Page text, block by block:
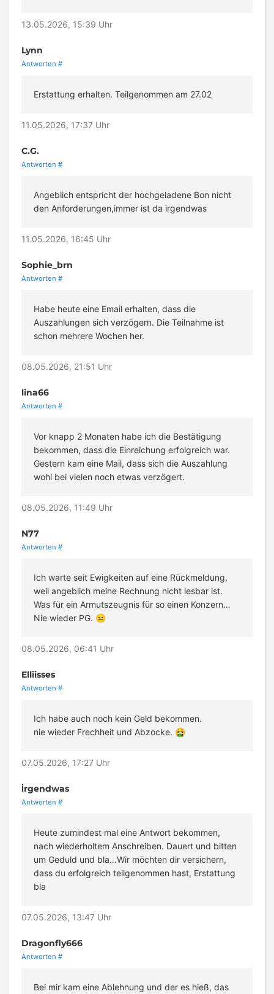
13.05.2026, 15:39 Uhr
Lynn
Antworten #
Erstattung erhalten. Teilgenommen am 27.02
11.05.2026, 17:37 Uhr
C.G.
Antworten #
Angeblich entspricht der hochgeladene Bon nicht
den Anforderungen,immer ist da irgendwas
11.05.2026, 16:45 Uhr
Sophie_brn
Antworten #
Habe heute eine Email erhalten, dass die
Auszahlungen sich verzögern. Die Teilnahme ist
schon mehrere Wochen her.
08.05.2026, 21:51 Uhr
lina66
Antworten #
Vor knapp 2 Monaten habe ich die Bestätigung
bekommen, dass die Einreichung erfolgreich war.
Gestern kam eine Mail, dass sich die Auszahlung
wohl bei vielen noch etwas verzögert.
08.05.2026, 11:49 Uhr
N77
Antworten #
Ich warte seit Ewigkeiten auf eine Rückmeldung,
weil angeblich meine Rechnung nicht lesbar ist.
Was für ein Armutszeugnis für so einen Konzern…
Nie wieder PG. 😐
08.05.2026, 06:41 Uhr
Elliisses
Antworten #
Ich habe auch noch kein Geld bekommen.
nie wieder Frechheit und Abzocke. 🤮
07.05.2026, 17:27 Uhr
İrgendwas
Antworten #
Heute zumindest mal eine Antwort bekommen,
nach wiederholtem Anschreiben. Dauert und bitten
um Geduld und bla…Wir möchten dir versichern,
dass du erfolgreich teilgenommen hast, Erstattung
bla
07.05.2026, 13:47 Uhr
Dragonfly666
Antworten #
Bei mir kam eine Ablehnung und der es hieß, das